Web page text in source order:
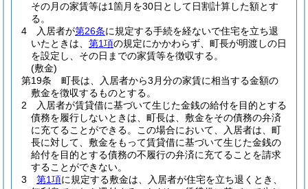
その月の家賃等は1箇月を30日として日割計算した額とす
る。
4
入居者が第26条に規定する手続を経ないで住宅を立ち退
いたときは、 第1項の規定にかかわらず、町長が明渡しの日
を設定し、その日までの家賃等を徴収する。
(敷金)
第19条
町長は、入居者から3月分の家賃に相当する金額の
敷金を徴収するものとする。
2
入居者が賃貸借に基づいて生じた金銭の給付を目的とする
債務を履行しないときは、町長は、敷金をその債務の弁済
に充てることができる。
この場合において、入居者は、町
長に対して、敷金をもって賃貸借に基づいて生じた金銭の
給付を目的とする債務の不履行の弁済に充てることを請求
することができない。
3
第1項に規定する敷金は、入居者が住宅を立ち退くとき、